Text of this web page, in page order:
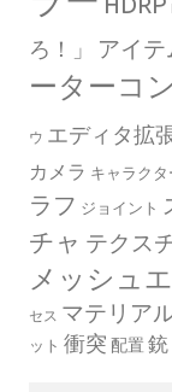
ろ！」
アイテ
ーターコ
ウ エディタ拡
カメラ キャラクタ
ラフ ジョイント
チャ テクス
メッシュ
セス マテリア
ット 衝突 配置 銃